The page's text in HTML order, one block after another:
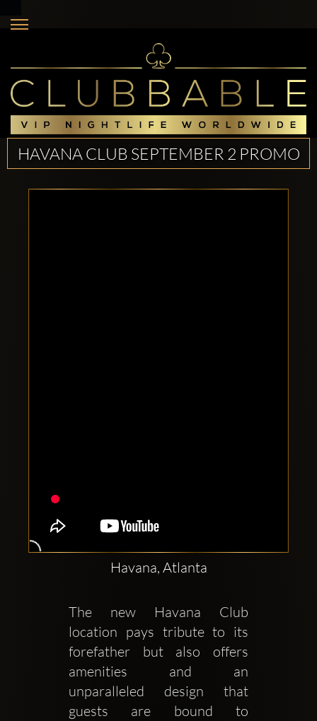
sociaux
Clubbable:
HAVANA CLUB SEPTEMBER 2 PROMO
Havana, Atlanta
The new Havana Club
location pays tribute to its
forefather but also offers
amenities and an
unparalleled design that
guests are bound to